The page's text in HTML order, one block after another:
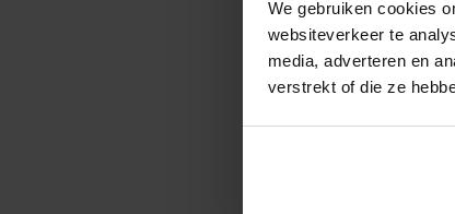
We gebruiken cookies
websiteverkeer te
media, adverteren en
verstrekt of die ze
Verkrijgbaar in
FAQ over
Ja, onze
Wat is het